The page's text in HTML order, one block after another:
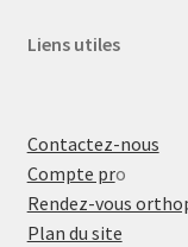
Liens utiles
Contactez-nous
Compte pro
Rendez-vous
Plan du site